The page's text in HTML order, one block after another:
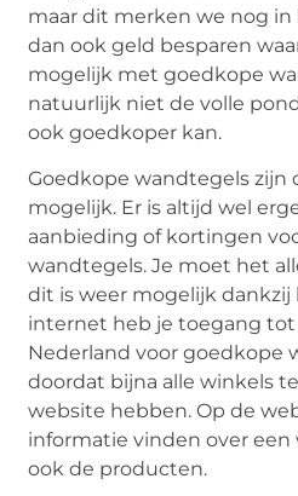
maar dit merken we nog
dan ook geld besparen
mogelijk met goedkope
natuurlijk niet de volle
ook goedkoper kan.
Goedkope wandtegels zijn
mogelijk. Er is altijd wel
aanbieding of kortingen
wandtegels. Je moet het
dit is weer mogelijk
internet heb je toegang tot
Nederland voor goedkope
doordat bijna alle winkels
website hebben. Op de
informatie vinden over een
ook de producten.